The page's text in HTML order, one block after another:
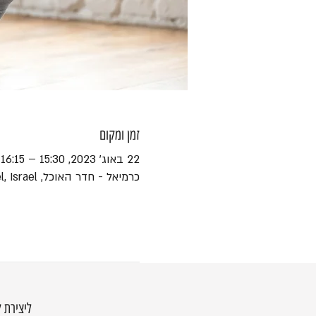
זמן ומקום
22 באוג׳ 2023, 15:30 – 16:15
כרמיאל - חדר האוכל, Ha-Yotsrim St 1, Karmiel, Israel